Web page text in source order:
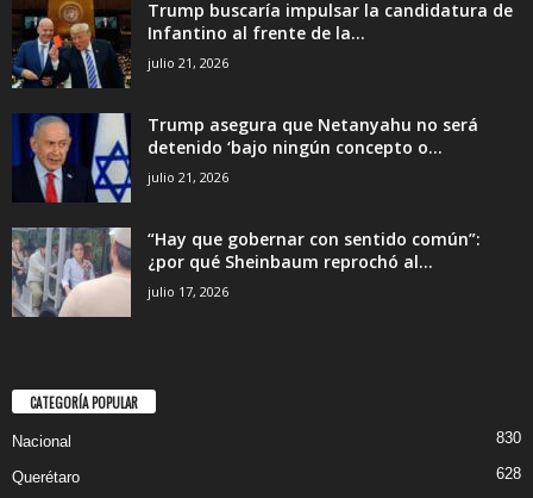
Trump buscaría impulsar la candidatura de
Infantino al frente de la...
julio 21, 2026
Trump asegura que Netanyahu no será
detenido ‘bajo ningún concepto o...
julio 21, 2026
“Hay que gobernar con sentido común”:
¿por qué Sheinbaum reprochó al...
julio 17, 2026
CATEGORÍA POPULAR
Nacional 830
Querétaro 628